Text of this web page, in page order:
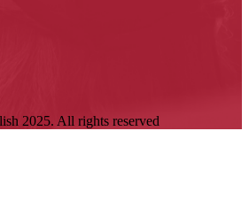
2025. All rights reserved